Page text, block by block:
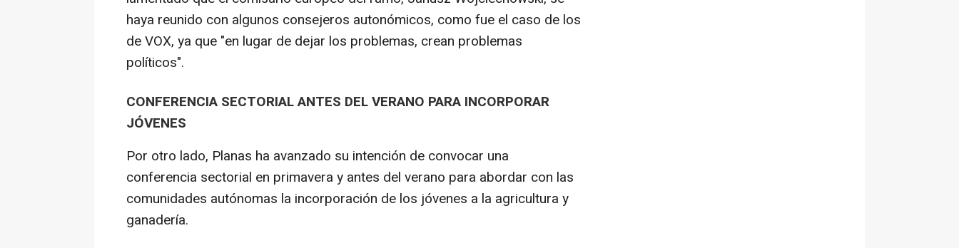
haya reunido con algunos consejeros autonómicos, como fue el caso de los
de VOX, ya que "en lugar de dejar los problemas, crean problemas
políticos".
CONFERENCIA SECTORIAL ANTES DEL VERANO PARA INCORPORAR
JÓVENES
Por otro lado, Planas ha avanzado su intención de convocar una
conferencia sectorial en primavera y antes del verano para abordar con las
comunidades autónomas la incorporación de los jóvenes a la agricultura y
ganadería.